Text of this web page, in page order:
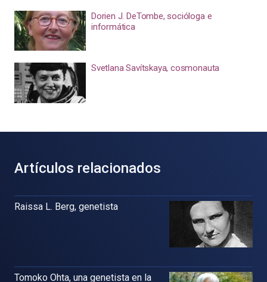
Dorien J. DeTombe, socióloga e
informática
Svetlana Savítskaya, cosmonauta
Artículos relacionados
Raissa L. Berg, genetista
Tomoko Ohta, una genetista en la